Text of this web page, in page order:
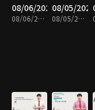
08/06/2026
08/06/2026 • 10분
08/05/2026
08/05/2026 • 10분